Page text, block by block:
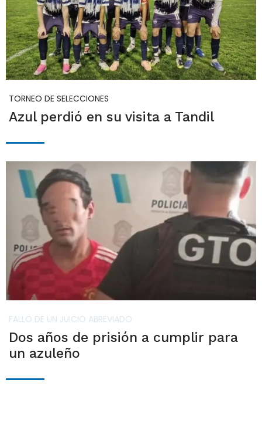
TORNEO DE SELECCIONES
Azul perdió en su visita a Tandil
FALLO DE UN JUICIO ABREVIADO
Dos años de prisión a cumplir para
un azuleño